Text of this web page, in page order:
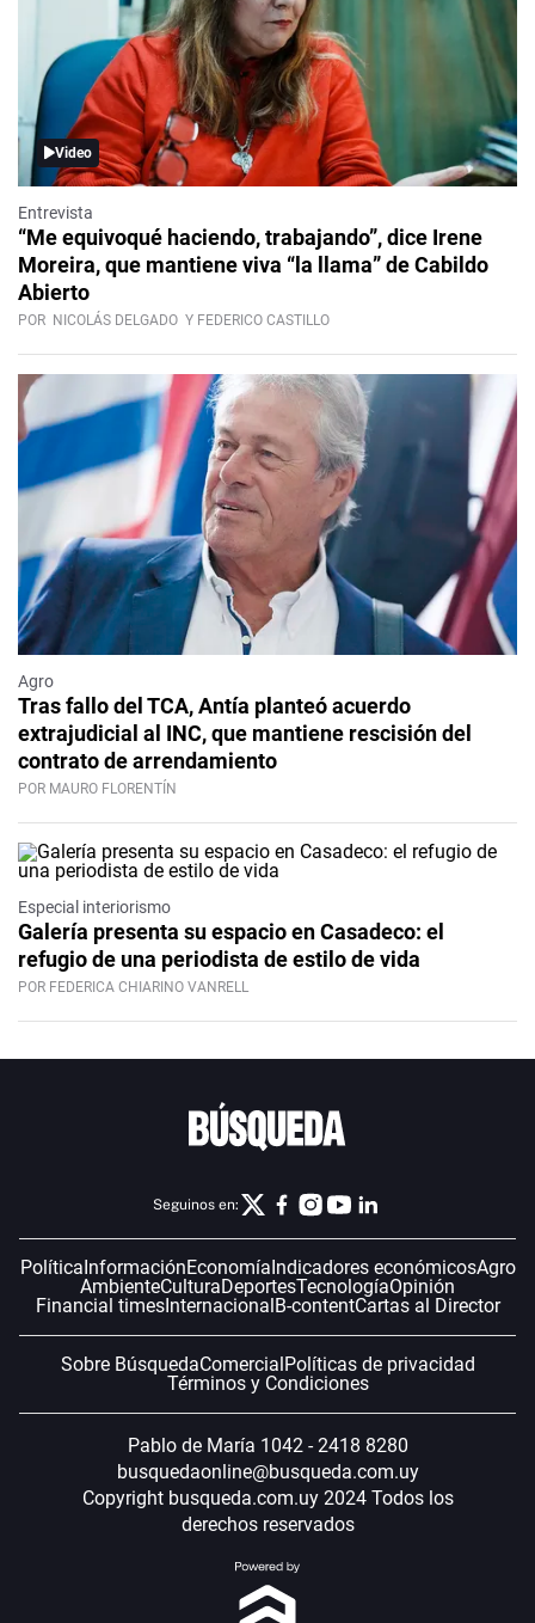
Video
Entrevista
“Me equivoqué haciendo, trabajando”, dice Irene
Moreira, que mantiene viva “la llama” de Cabildo
Abierto
POR NICOLÁS DELGADO Y FEDERICO CASTILLO
Agro
Tras fallo del TCA, Antía planteó acuerdo
extrajudicial al INC, que mantiene rescisión del
contrato de arrendamiento
POR MAURO FLORENTÍN
Especial interiorismo
Galería presenta su espacio en Casadeco: el
refugio de una periodista de estilo de vida
POR FEDERICA CHIARINO VANRELL
Seguinos en:
PolíticaInformaciónEconomíaIndicadores económicosAgro
AmbienteCulturaDeportesTecnologíaOpinión
Financial timesInternacionalB-contentCartas al Director
Sobre BúsquedaComercialPolíticas de privacidad
Términos y Condiciones
Pablo de María 1042 - 2418 8280
busquedaonline@busqueda.com.uy
Copyright busqueda.com.uy 2024 Todos los
derechos reservados